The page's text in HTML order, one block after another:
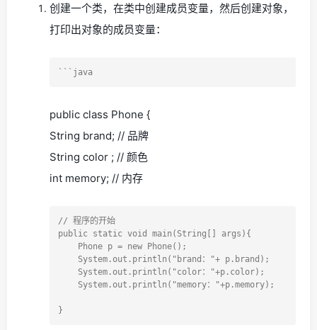
创建一个类，在类中创建成员变量，然后创建对象，
打印出对象的成员变量：
public class Phone {
String brand; // 品牌
String color ; // 颜色
int memory; // 内存
// 程序的开始
public static void main(String[] args){